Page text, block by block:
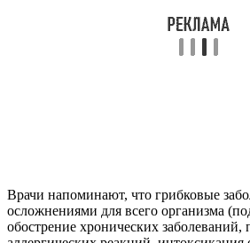
Врачи напоминают, что грибковые
осложнениями для всего организма
обострение хронических заболеваний,